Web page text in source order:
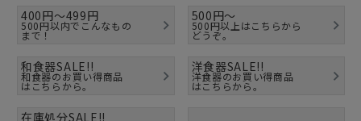
400円～499円
500円以内でこんなもの
まで！
500円～
500円以上はこちらから
どうぞ。
和食器SALE!!
和食器のお買い得商品
はこちらから。
洋食器SALE!!
洋食器のお買い得商品
はこちらから。
在庫処分SALE!!